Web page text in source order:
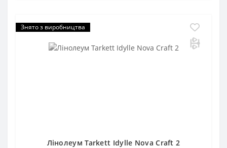
Знято з виробництва
Лінолеум Tarkett Idylle Nova Craft 2